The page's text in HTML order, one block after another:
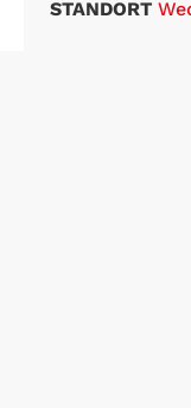
STANDORT